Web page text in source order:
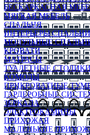
БЕСКАРКАСНАЯ
МЯГКАЯ МЕБЕЛЬ
СПАЛЬНЯ
ИНТЕРЬЕРЫ СПАЛЬНИ
МОДУЛЬНЫЕ
КРОВАТИ
МАТРАСЫ
ТУАЛЕТНЫЕ
КОМОДЫ
ПРИКРОВАТНЫЕ
ГАРДЕРОБНЫЕ
ЗЕРКАЛА
ЭЛЕКТРОКАМИНЫ
ПРИХОЖАЯ
МАЛЕНЬКИЕ